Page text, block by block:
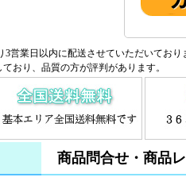
3営業日以内に配送させていただいてお
おり、品質の方が評判があります。
商品問合せ・商品